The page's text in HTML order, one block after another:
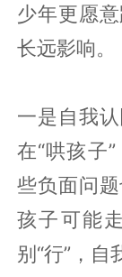
少年更愿
长远影响。
一是自我
在“哄孩子
些负面问
孩子可能
别“行”，自